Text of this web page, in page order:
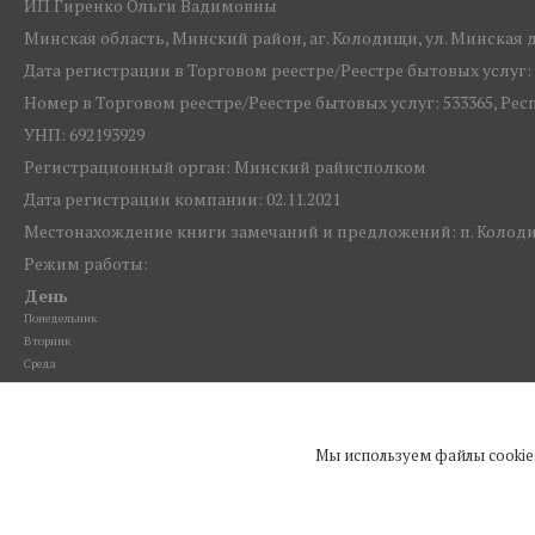
ИП Гиренко Ольги Вадимовны
Минская область, Минский район, аг. Колодищи, ул. Минская
Дата регистрации в Торговом реестре/Реестре бытовых услуг:
Номер в Торговом реестре/Реестре бытовых услуг: 533365,
УНП: 692193929
Регистрационный орган: Минский райисполком
Дата регистрации компании: 02.11.2021
Местонахождение книги замечаний и предложений: п.
Режим работы:
День
Понедельник
Вторник
Среда
Четверг
Мы используем файлы